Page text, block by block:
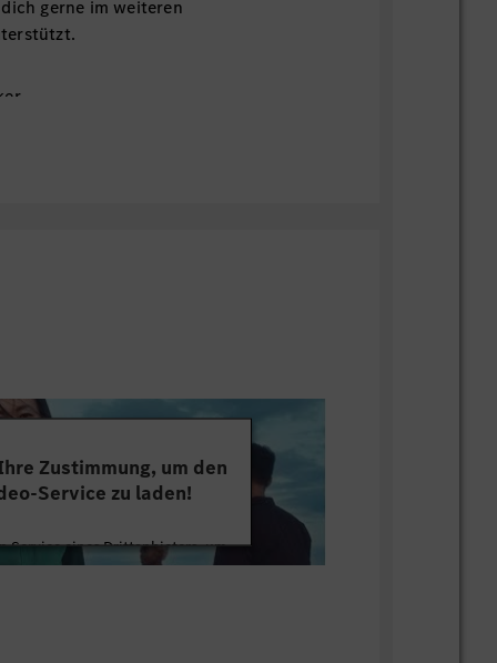
gerne im weiteren
Zustimmung, um den
Service zu laden!
Service eines Drittanbieters, um
Dieser Service kann Daten zu